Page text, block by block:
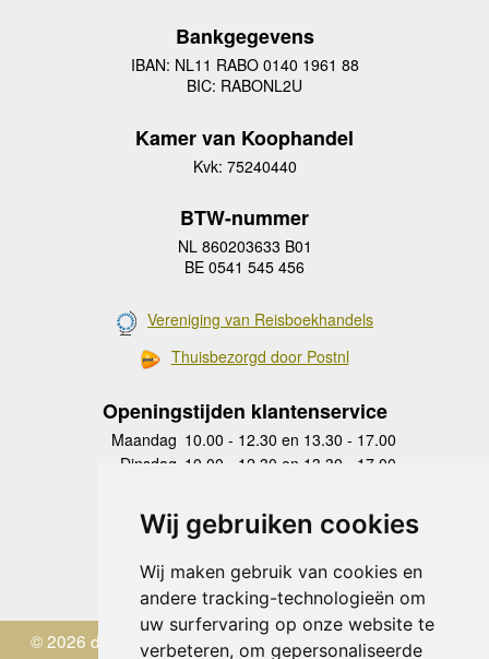
Wij gebruiken cookies
Wij maken gebruik van cookies en
andere tracking-technologieën om
uw surfervaring op onze website te
verbeteren, om gepersonaliseerde
Bankgegevens
IBAN: NL11 RABO 0140 1961 88
BIC: RABONL2U
Kamer van Koophandel
Kvk: 75240440
BTW-nummer
NL 860203633 B01
BE 0541 545 456
Vereniging van Reisboekhandels
Thuisbezorgd door Postnl
Openingstijden klantenservice
Maandag 10.00 - 12.30 en 13.30 - 17.00
Dinsdag 10.00 - 12.30 en 13.30 - 17.00
Donderdag
10.00 - 12.30 en 13.30 - 17.00
Vrijdag 10.00 - 12.30 en 13.30 - 17.00
Zaterdag
gesloten
Zondag gesloten
© 2026 de Zwerver